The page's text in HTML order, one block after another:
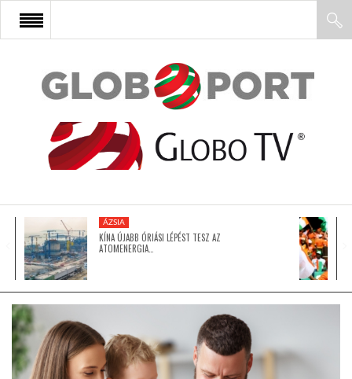
FŐOLDAL
AFRIKA
ÁZSIA
LATIN-AMERIKA
ÁZSIA
KÍNA ÚJABB ÓRIÁSI LÉPÉST TESZ AZ
ATOMENERGIA…